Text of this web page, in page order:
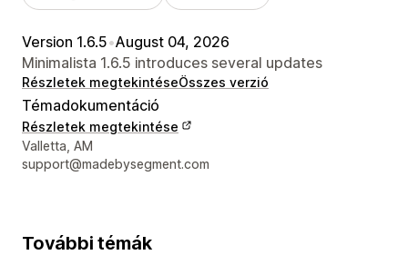
Version 1.6.5•August 04, 2026
Minimalista 1.6.5 introduces several updates
Részletek megtekintéseÖsszes verzió
Témadokumentáció
Részletek megtekintése
Dizájner kapcsolattartási adatai
Valletta, AM
support@madebysegment.com
További témák